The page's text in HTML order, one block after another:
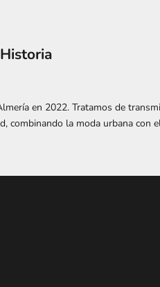
en 2022. Tratamos de
combinando la moda urbana con